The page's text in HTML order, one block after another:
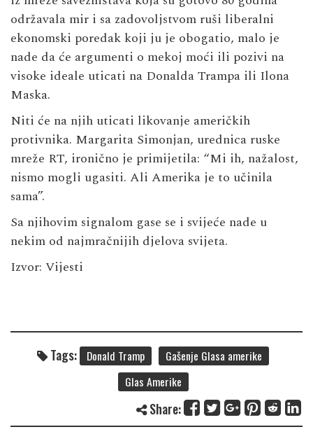
održavala mir i sa zadovoljstvom ruši liberalni
ekonomski poredak koji ju je obogatio, malo je
nade da će argumenti o mekoj moći ili pozivi na
visoke ideale uticati na Donalda Trampa ili Ilona
Maska.
Niti će na njih uticati likovanje američkih
protivnika. Margarita Simonjan, urednica ruske
mreže RT, ironično je primijetila: “Mi ih, nažalost,
nismo mogli ugasiti. Ali Amerika je to učinila
sama”.
Sa njihovim signalom gase se i svijeće nade u
nekim od najmračnijih djelova svijeta.
Izvor: Vijesti
Tags: Donald Tramp
Gašenje Glasa amerike
Glas Amerike
Share: